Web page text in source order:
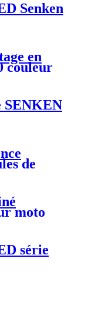
Senken
en
couleur
SENKEN
de
moto
série